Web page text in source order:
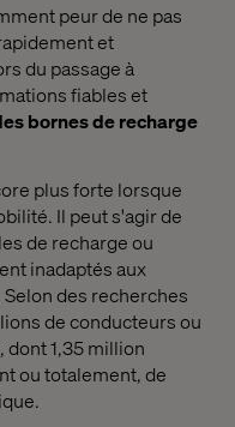
peur de ne pas
et
du passage à
fiables et
bornes de recharge
plus forte lorsque
Il peut s'agir de
de recharge ou
inadaptés aux
des recherches
de conducteurs ou
dont 1,35 million
ou totalement, de